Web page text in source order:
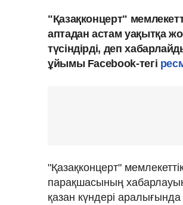
"Қазақконцерт"
аптадан астам уақытқа
түсіндірді, деп
ұйымы Facebook-тегі
"Қазақконцерт"
парақшасының
қазан күндері